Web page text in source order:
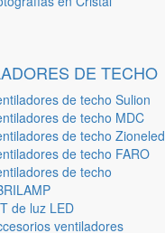
DE TECHO
de techo Sulion
de techo MDC
de techo Zioneled
de techo FARO
de techo
de luz LED
ventiladores